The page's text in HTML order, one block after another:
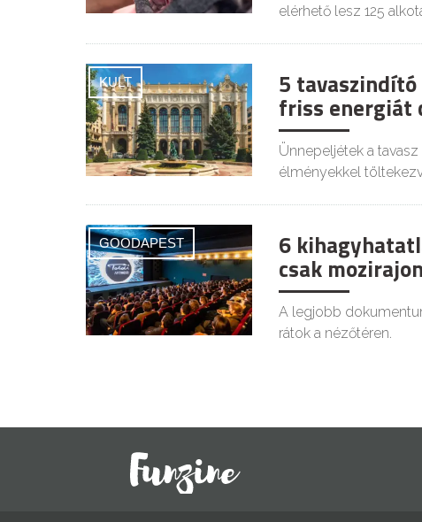
elérhető lesz 125
KULT 5
friss energiát
Ünnepeljétek a
élményekkel
GOODAPEST 6
csak
A legjobb
rátok a nézőtéren.